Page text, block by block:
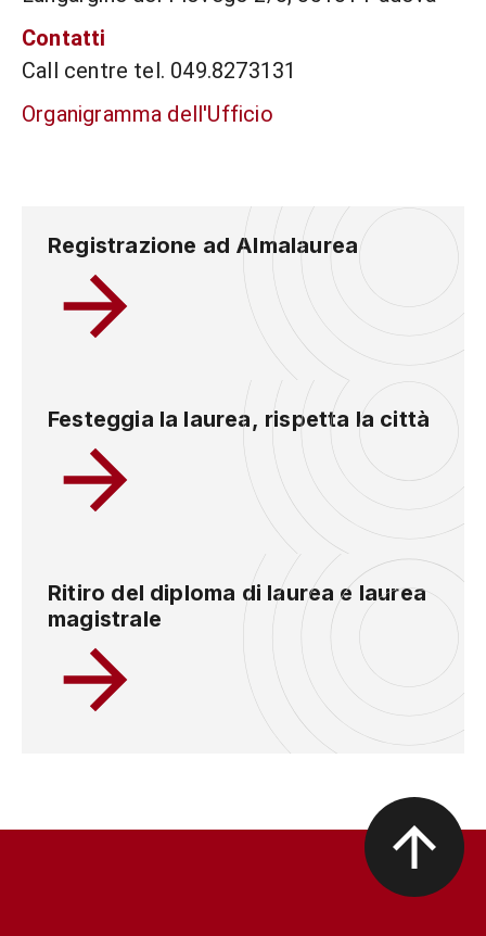
Contatti
Call centre tel. 049.8273131
Organigramma dell'Ufficio
Registrazione ad Almalaurea
Festeggia la laurea, rispetta la città
Ritiro del diploma di laurea e laurea
magistrale